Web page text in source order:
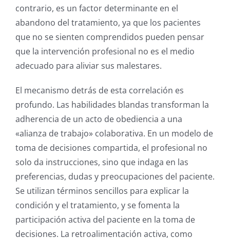
contrario, es un factor determinante en el
abandono del tratamiento, ya que los pacientes
que no se sienten comprendidos pueden pensar
que la intervención profesional no es el medio
adecuado para aliviar sus malestares.
El mecanismo detrás de esta correlación es
profundo. Las habilidades blandas transforman la
adherencia de un acto de obediencia a una
«alianza de trabajo» colaborativa. En un modelo de
toma de decisiones compartida, el profesional no
solo da instrucciones, sino que indaga en las
preferencias, dudas y preocupaciones del paciente.
Se utilizan términos sencillos para explicar la
condición y el tratamiento, y se fomenta la
participación activa del paciente en la toma de
decisiones. La retroalimentación activa, como